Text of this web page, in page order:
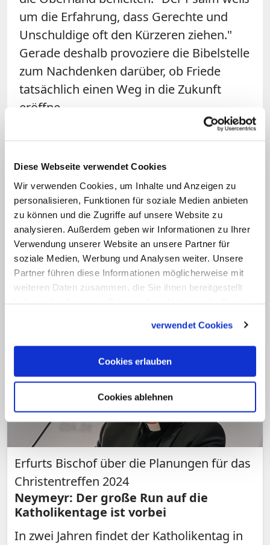
Diese Webseite verwendet Cookies
Wir verwenden Cookies, um Inhalte und Anzeigen zu
personalisieren, Funktionen für soziale Medien anbieten
zu können und die Zugriffe auf unsere Website zu
analysieren. Außerdem geben wir Informationen zu Ihrer
Verwendung unserer Website an unsere Partner für
soziale Medien, Werbung und Analysen weiter. Unsere
Partner führen diese Informationen möglicherweise mit
weiteren Daten zusammen, die Sie ihnen bereitgestellt
verwendet Cookies
Cookies erlauben
Cookies ablehnen
um die Erfahrung, dass Gerechte und
Unschuldige oft den Kürzeren ziehen."
Gerade deshalb provoziere die Bibelstelle
zum Nachdenken darüber, ob Friede
tatsächlich einen Weg in die Zukunft
eröffne.
Reformen in Deutschland und auf Ebene
der Weltkirche. In Erfurt, wo
Kirchenmitglieder in der Minderheit
seien, gehe es aber auch darum, dass
Christen in die Gesellschaft hineinwirkten
und zum Dialog bereit seien. (KNA)
Erfurts Bischof über die Planungen für das
Christentreffen 2024
Neymeyr: Der große Run auf die
Katholikentage ist vorbei
In zwei Jahren findet der Katholikentag in